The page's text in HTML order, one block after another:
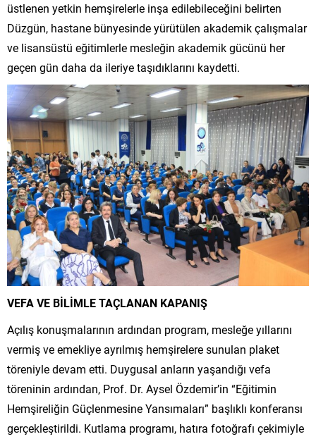
üstlenen yetkin hemşirelerle inşa edilebileceğini belirten
Düzgün, hastane bünyesinde yürütülen akademik çalışmalar
ve lisansüstü eğitimlerle mesleğin akademik gücünü her
geçen gün daha da ileriye taşıdıklarını kaydetti.
VEFA VE BİLİMLE TAÇLANAN KAPANIŞ
Açılış konuşmalarının ardından program, mesleğe yıllarını
vermiş ve emekliye ayrılmış hemşirelere sunulan plaket
töreniyle devam etti. Duygusal anların yaşandığı vefa
töreninin ardından, Prof. Dr. Aysel Özdemir’in “Eğitimin
Hemşireliğin Güçlenmesine Yansımaları” başlıklı konferansı
gerçekleştirildi. Kutlama programı, hatıra fotoğrafı çekimiyle